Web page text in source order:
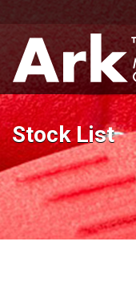
Stock List